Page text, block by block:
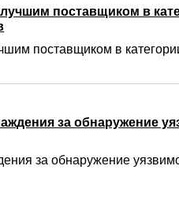
лучшим поставщиком в
поставщиком в
за обнаружение
за обнаружение